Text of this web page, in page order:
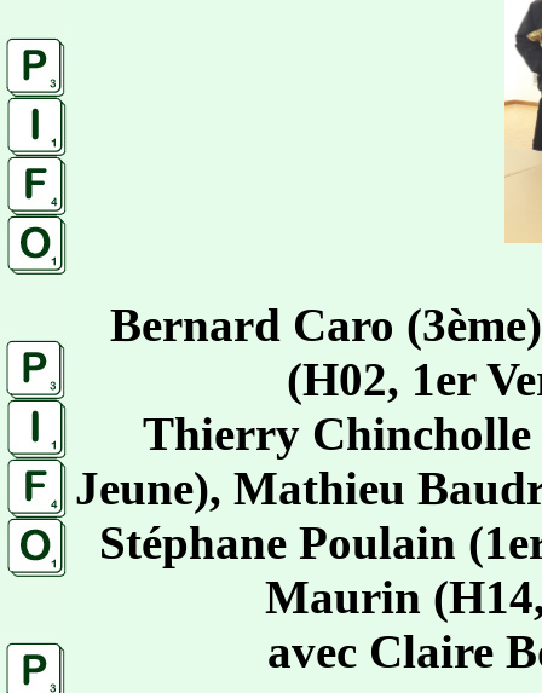
Bernard Caro
(H02, 1er
Thierry Chincholle
Jeune), Mathieu
Stéphane Poulain
Maurin
avec Claire